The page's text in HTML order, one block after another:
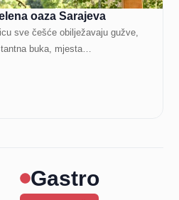
oaza Sarajeva
sve češće obilježavaju gužve,
buka, mjesta…
Gastro